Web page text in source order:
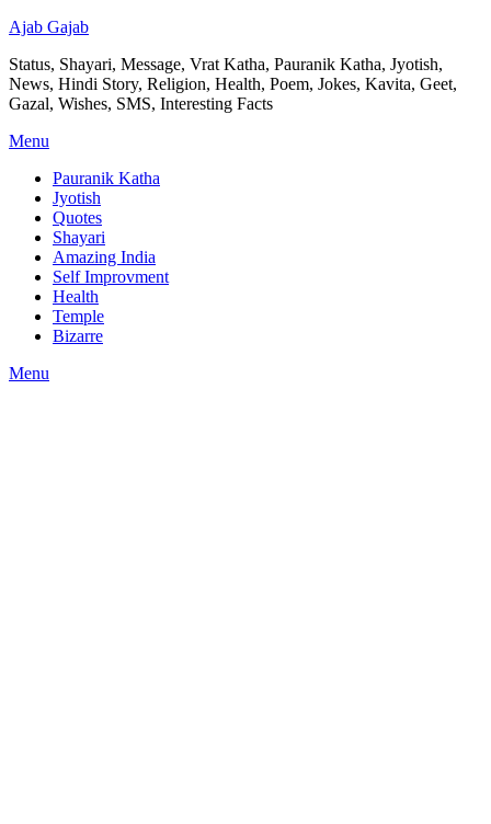
Ajab Gajab
Status, Shayari, Message, Vrat Katha, Pauranik Katha, Jyotish,
News, Hindi Story, Religion, Health, Poem, Jokes, Kavita, Geet,
Gazal, Wishes, SMS, Interesting Facts
Menu
Pauranik Katha
Jyotish
Quotes
Shayari
Amazing India
Self Improvment
Health
Temple
Bizarre
Menu